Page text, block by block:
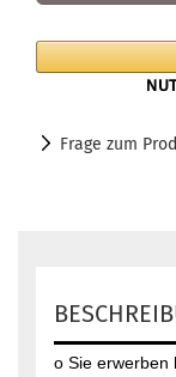
Frage zum
o Sie erwerben